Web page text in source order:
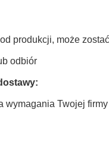
produkcji, może
odbiór
wymagania Twojej